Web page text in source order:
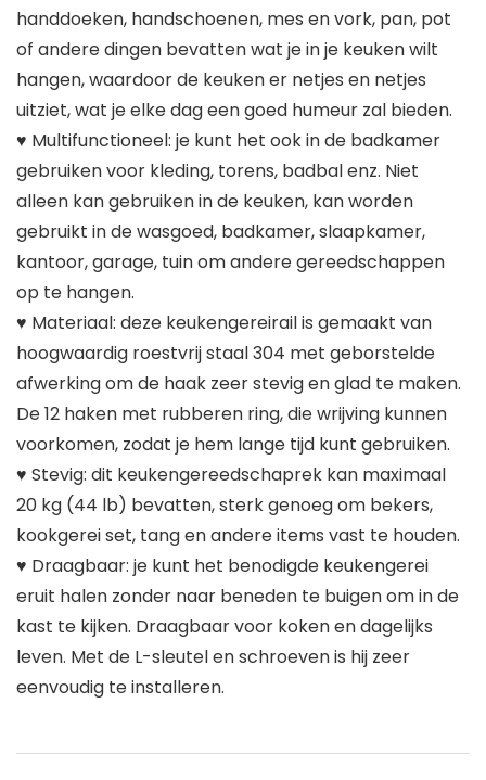
handdoeken, handschoenen, mes en vork, pan, pot
of andere dingen bevatten wat je in je keuken wilt
hangen, waardoor de keuken er netjes en netjes
uitziet, wat je elke dag een goed humeur zal bieden.
♥ Multifunctioneel: je kunt het ook in de badkamer
gebruiken voor kleding, torens, badbal enz. Niet
alleen kan gebruiken in de keuken, kan worden
gebruikt in de wasgoed, badkamer, slaapkamer,
kantoor, garage, tuin om andere gereedschappen
op te hangen.
♥ Materiaal: deze keukengereirail is gemaakt van
hoogwaardig roestvrij staal 304 met geborstelde
afwerking om de haak zeer stevig en glad te maken.
De 12 haken met rubberen ring, die wrijving kunnen
voorkomen, zodat je hem lange tijd kunt gebruiken.
♥ Stevig: dit keukengereedschaprek kan maximaal
20 kg (44 lb) bevatten, sterk genoeg om bekers,
kookgerei set, tang en andere items vast te houden.
♥ Draagbaar: je kunt het benodigde keukengerei
eruit halen zonder naar beneden te buigen om in de
kast te kijken. Draagbaar voor koken en dagelijks
leven. Met de L-sleutel en schroeven is hij zeer
eenvoudig te installeren.